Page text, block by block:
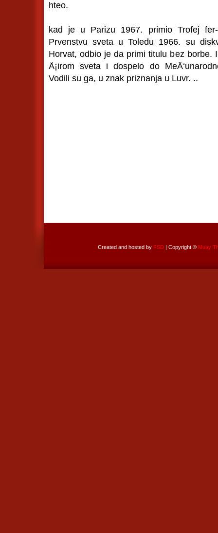
hteo.
kad je u Parizu 1967. primio Trofej fer-
Prvenstvu sveta u Toledu 1966. su
Horvat, odbio je da primi titulu bez borbe. I
Å¡irom sveta i dospelo do
Vodili su ga, u znak priznanja u Luvr. ..
Created and hosted by FSD| Copyright © Muay